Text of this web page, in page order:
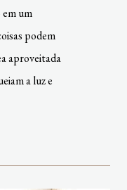
em um
podem
aproveitada
a luz e